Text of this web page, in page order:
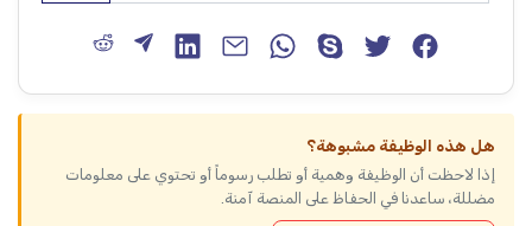
هل هذه الوظيفة مشبوهة؟
إذا لاحظت أن الوظيفة وهمية أو تطلب رسوماً أو تحتوي على معلومات
مضللة، ساعدنا في الحفاظ على المنصة آمنة.